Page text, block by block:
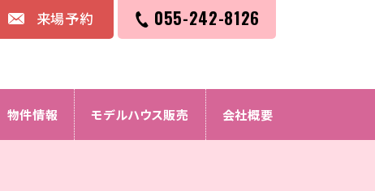
来場予約 055-242-8126
物件情報 モデルハウス販売 会社概要